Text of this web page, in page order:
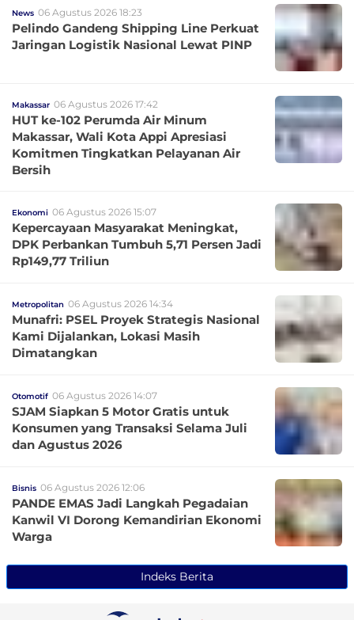
News 06 Agustus 2026 18:23
Pelindo Gandeng Shipping Line Perkuat
Jaringan Logistik Nasional Lewat PINP
Makassar 06 Agustus 2026 17:42
HUT ke-102 Perumda Air Minum
Makassar, Wali Kota Appi Apresiasi
Komitmen Tingkatkan Pelayanan Air
Bersih
Ekonomi 06 Agustus 2026 15:07
Kepercayaan Masyarakat Meningkat,
DPK Perbankan Tumbuh 5,71 Persen Jadi
Rp149,77 Triliun
Metropolitan 06 Agustus 2026 14:34
Munafri: PSEL Proyek Strategis Nasional
Kami Dijalankan, Lokasi Masih
Dimatangkan
Otomotif 06 Agustus 2026 14:07
SJAM Siapkan 5 Motor Gratis untuk
Konsumen yang Transaksi Selama Juli
dan Agustus 2026
Bisnis 06 Agustus 2026 12:06
PANDE EMAS Jadi Langkah Pegadaian
Kanwil VI Dorong Kemandirian Ekonomi
Warga
Indeks Berita